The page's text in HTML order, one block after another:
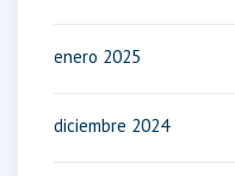
enero 2025
diciembre 2024